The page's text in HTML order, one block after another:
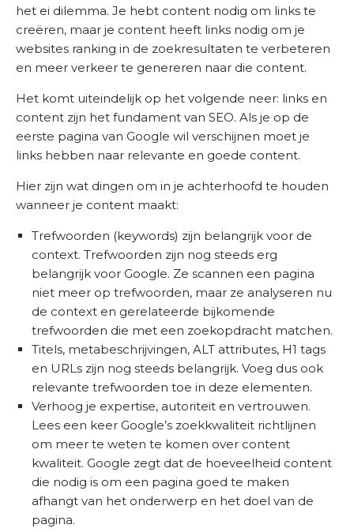
het ei dilemma. Je hebt content nodig om links te
creëren, maar je content heeft links nodig om je
websites ranking in de zoekresultaten te verbeteren
en meer verkeer te genereren naar die content.
Het komt uiteindelijk op het volgende neer: links en
content zijn het fundament van SEO. Als je op de
eerste pagina van Google wil verschijnen moet je
links hebben naar relevante en goede content.
Hier zijn wat dingen om in je achterhoofd te houden
wanneer je content maakt:
Trefwoorden (keywords) zijn belangrijk voor de
context. Trefwoorden zijn nog steeds erg
belangrijk voor Google. Ze scannen een pagina
niet meer op trefwoorden, maar ze analyseren nu
de context en gerelateerde bijkomende
trefwoorden die met een zoekopdracht matchen.
Titels, metabeschrijvingen, ALT attributes, H1 tags
en URLs zijn nog steeds belangrijk. Voeg dus ook
relevante trefwoorden toe in deze elementen.
Verhoog je expertise, autoriteit en vertrouwen.
Lees een keer Google’s zoekkwaliteit richtlijnen
om meer te weten te komen over content
kwaliteit. Google zegt dat de hoeveelheid content
die nodig is om een pagina goed te maken
afhangt van het onderwerp en het doel van de
pagina.